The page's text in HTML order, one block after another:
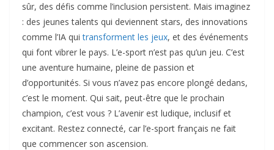
sûr, des défis comme l’inclusion persistent. Mais imaginez
: des jeunes talents qui deviennent stars, des innovations
comme l’IA quitransforment les jeux, et des événements
qui font vibrer le pays. L’e-sport n’est pas qu’un jeu. C’est
une aventure humaine, pleine de passion et
d’opportunités. Si vous n’avez pas encore plongé dedans,
c’est le moment. Qui sait, peut-être que le prochain
champion, c’est vous ? L’avenir est ludique, inclusif et
excitant. Restez connecté, car l’e-sport français ne fait
que commencer son ascension.